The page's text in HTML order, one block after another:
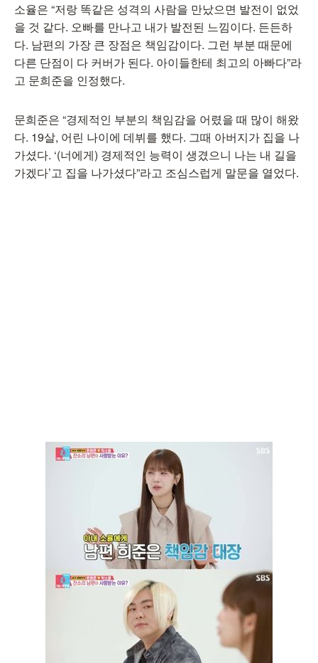
소율은 “저랑 똑같은 성격의 사람을 만났으면 발전이 없었
을 것 같다. 오빠를 만나고 내가 발전된 느낌이다. 든든하
다. 남편의 가장 큰 장점은 책임감이다. 그런 부분 때문에
다른 단점이 다 커버가 된다. 아이들한테 최고의 아빠다”라
고 문희준을 인정했다.
문희준은 “경제적인 부분의 책임감을 어렸을 때 많이 해왔
다. 19살, 어린 나이에 데뷔를 했다. 그때 아버지가 집을 나
가셨다. ‘(너에게) 경제적인 능력이 생겼으니 나는 내 길을
가겠다’고 집을 나가셨다”라고 조심스럽게 말문을 열었다.